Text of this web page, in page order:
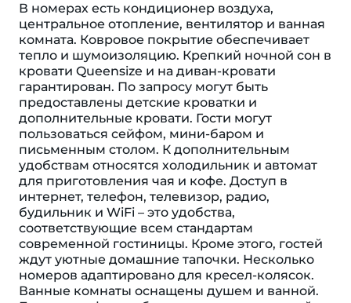
В номерах есть кондиционер воздуха,
центральное отопление, вентилятор и ванная
комната. Ковровое покрытие обеспечивает
тепло и шумоизоляцию. Крепкий ночной сон в
кровати Queensize и на диван-кровати
гарантирован. По запросу могут быть
предоставлены детские кроватки и
дополнительные кровати. Гости могут
пользоваться сейфом, мини-баром и
письменным столом. К дополнительным
удобствам относятся холодильник и автомат
для приготовления чая и кофе. Доступ в
интернет, телефон, телевизор, радио,
будильник и WiFi – это удобства,
соответствующие всем стандартам
современной гостиницы. Кроме этого, гостей
ждут уютные домашние тапочки. Несколько
номеров адаптировано для кресел-колясок.
Ванные комнаты оснащены душем и ванной.